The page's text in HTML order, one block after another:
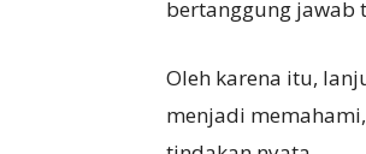
bertanggung jawab
Oleh karena itu,
menjadi